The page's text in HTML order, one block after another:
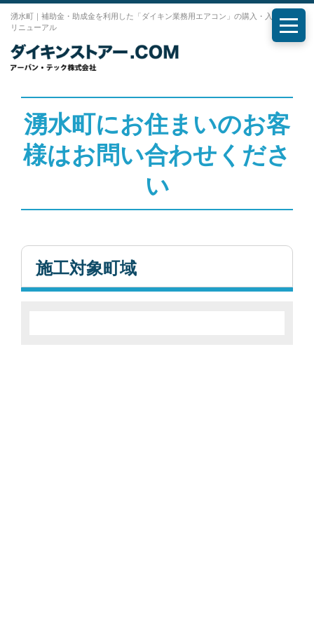
湧水町｜補助金・助成金を利用した「ダイキン業務用エアコン」の購入・入れ替え・
リニューアル
メニ
湧水町にお住まいのお客
様はお問い合わせくださ
い
施工対象町域